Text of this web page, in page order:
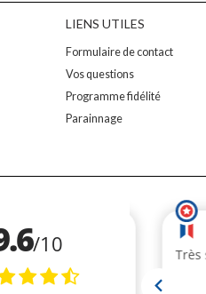
LIENS UTILES
Formulaire de contact
Vos questions
Programme fidélité
Parainnage